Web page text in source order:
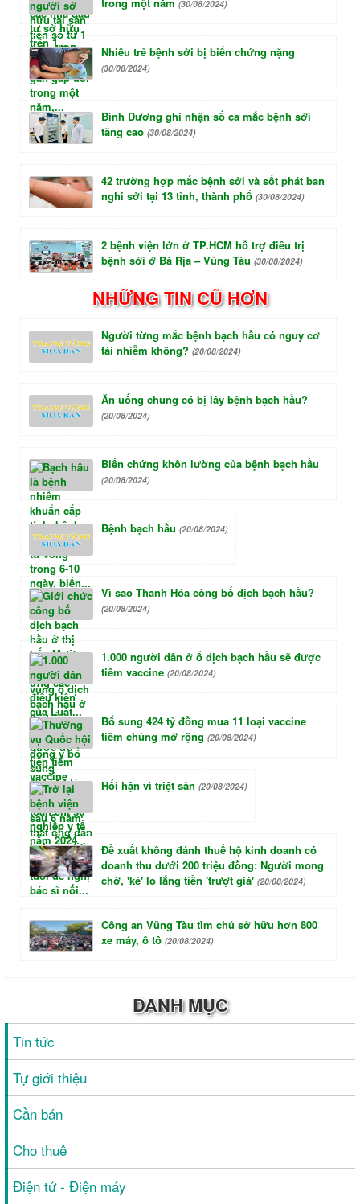
(30/08/2024)
Nhiều trẻ bệnh sởi bị biến chứng nặng
(30/08/2024)
Bình Dương ghi nhận số ca mắc bệnh sởi
tăng cao (30/08/2024)
42 trường hợp mắc bệnh sởi và sốt phát ban
nghi sởi tại 13 tỉnh, thành phố (30/08/2024)
2 bệnh viện lớn ở TP.HCM hỗ trợ điều trị
bệnh sởi ở Bà Rịa – Vũng Tàu (30/08/2024)
NHỮNG TIN CŨ HƠN
Người từng mắc bệnh bạch hầu có nguy cơ
tái nhiễm không? (20/08/2024)
Ăn uống chung có bị lây bệnh bạch hầu?
(20/08/2024)
Biến chứng khôn lường của bệnh bạch hầu
(20/08/2024)
Bệnh bạch hầu (20/08/2024)
Vì sao Thanh Hóa công bố dịch bạch hầu?
(20/08/2024)
1.000 người dân ở ổ dịch bạch hầu sẽ được
tiêm vaccine (20/08/2024)
Bổ sung 424 tỷ đồng mua 11 loại vaccine
tiêm chủng mở rộng (20/08/2024)
Hối hận vì triệt sản (20/08/2024)
Đề xuất không đánh thuế hộ kinh doanh có
doanh thu dưới 200 triệu đồng: Người mong
chờ, 'kẻ' lo lắng tiền 'trượt giá' (20/08/2024)
Công an Vũng Tàu tìm chủ sở hữu hơn 800
xe máy, ô tô (20/08/2024)
DANH MỤC
Tin tức
Tự giới thiệu
Cần bán
Cho thuê
Điện tử - Điện máy